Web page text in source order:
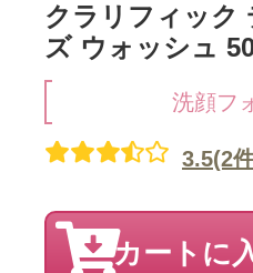
クラリフィック
ズ ウォッシュ
洗顔フ
3.5(2
カートに